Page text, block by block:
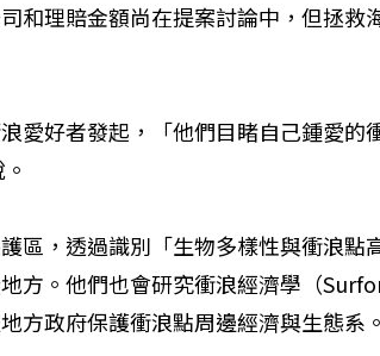
和理賠金額尚在提案討論中，但拯救
愛好者發起，「他們目睹自己鍾愛的
區，透過識別「生物多樣性與衝浪點
方。他們也會研究衝浪經濟學（
方政府保護衝浪點周邊經濟與生態系。